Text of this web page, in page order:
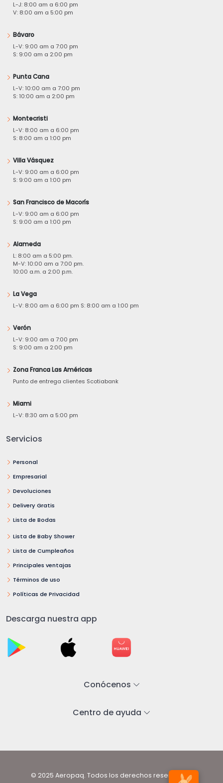
L-J: 8:00 am a 6:00 pm
V: 8:00 am a 5:00 pm
Bávaro
L-V: 9:00 am a 7:00 pm
S: 9:00 am a 2:00 pm
Punta Cana
L-V: 10:00 am a 7:00 pm
S: 10:00 am a 2:00 pm
Montecristi
L-V: 8:00 am a 6:00 pm
S: 8:00 am a 1:00 pm
Villa Vásquez
L-V: 9:00 am a 6:00 pm
S: 9:00 am a 1:00 pm
San Francisco de Macorís
L-V: 9:00 am a 6:00 pm
S: 9:00 am a 1:00 pm
Alameda
L: 8:00 am a 5:00 pm.
M-V: 10:00 am a 7:00 pm.
10:00 a.m. a 2:00 p.m.
La Vega
L-V: 8:00 am a 6:00 pm S: 8:00 am a 1:00 pm
Verón
L-V: 9:00 am a 7:00 pm
S: 9:00 am a 2:00 pm
Zona Franca Las Américas
Punto de entrega clientes Scotiabank
Miami
L-V: 8:30 am a 5:00 pm
Servicios
Personal
Empresarial
Devoluciones
Delivery Gratis
Lista de Bodas
Lista de Baby Shower
Lista de Cumpleaños
Principales ventajas
Términos de uso
Políticas de Privacidad
Descarga nuestra app
Conócenos
Centro de ayuda
© 2025 Aeropaq. Todos los derechos reservados.